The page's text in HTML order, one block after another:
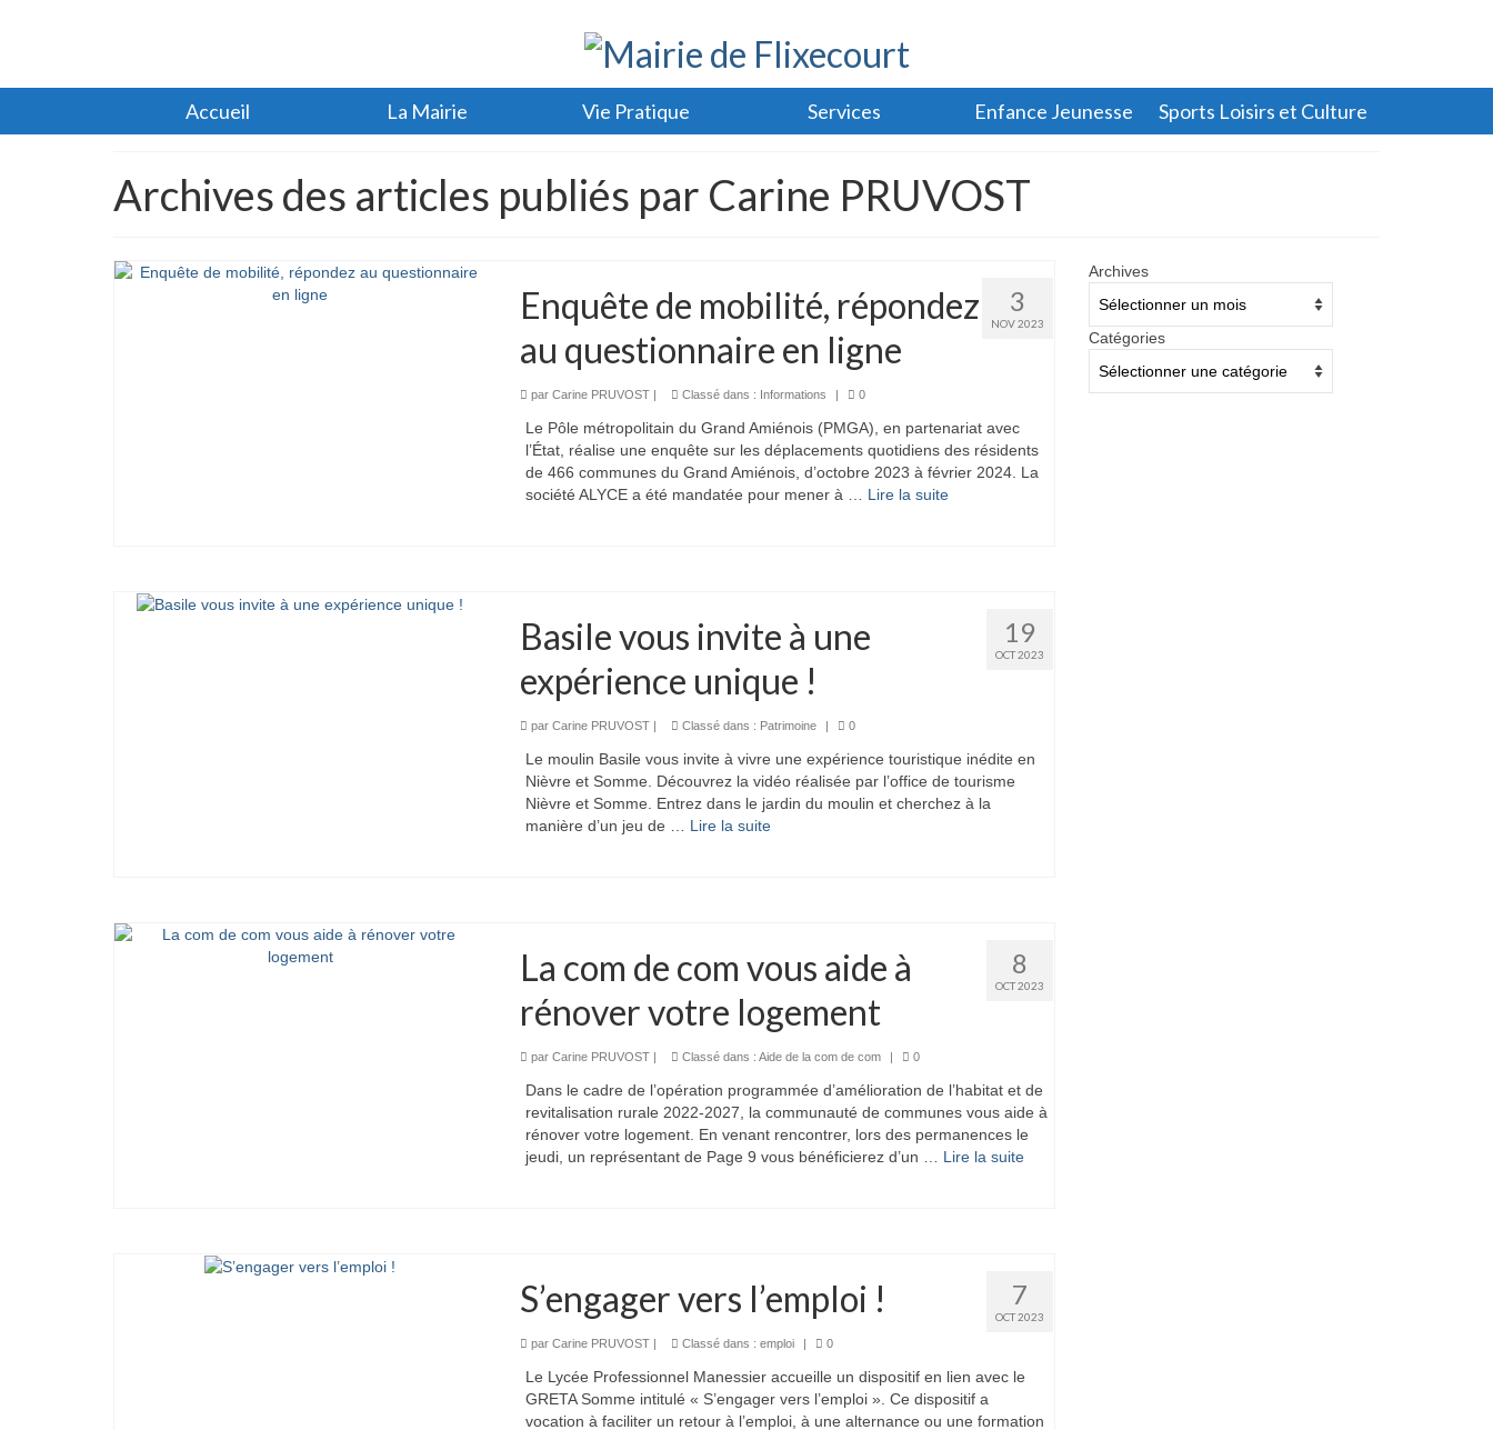
Accueil La Mairie Vie Pratique Services Enfance Jeunesse Sports Loisirs et Culture
Archives des articles publiés par Carine PRUVOST
3
NOV 2023
Enquête de mobilité, répondez
au questionnaire en ligne
par Carine PRUVOST| Classé dans : Informations | 0
Le Pôle métropolitain du Grand Amiénois (PMGA), en partenariat avec
l’État, réalise une enquête sur les déplacements quotidiens des résidents
de 466 communes du Grand Amiénois, d’octobre 2023 à février 2024. La
société ALYCE a été mandatée pour mener à … Lire la suite­­
19
OCT 2023
Basile vous invite à une
expérience unique !
par Carine PRUVOST| Classé dans : Patrimoine | 0
Le moulin Basile vous invite à vivre une expérience touristique inédite en
Nièvre et Somme. Découvrez la vidéo réalisée par l’office de tourisme
Nièvre et Somme. Entrez dans le jardin du moulin et cherchez à la
manière d’un jeu de … Lire la suite­­
8
OCT 2023
La com de com vous aide à
rénover votre logement
par Carine PRUVOST| Classé dans : Aide de la com de com | 0
Dans le cadre de l’opération programmée d’amélioration de l’habitat et de
revitalisation rurale 2022-2027, la communauté de communes vous aide à
rénover votre logement. En venant rencontrer, lors des permanences le
jeudi, un représentant de Page 9 vous bénéficierez d’un … Lire la suite­­
7
OCT 2023
S’engager vers l’emploi !
par Carine PRUVOST| Classé dans : emploi | 0
Le Lycée Professionnel Manessier accueille un dispositif en lien avec le
GRETA Somme intitulé « S’engager vers l’emploi ». Ce dispositif a
vocation à faciliter un retour à l’emploi, à une alternance ou une formation
Archives
Catégories